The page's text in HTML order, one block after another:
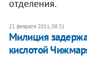
отделения.
21 февраля 2011, 08:31
Милиция
кислотой